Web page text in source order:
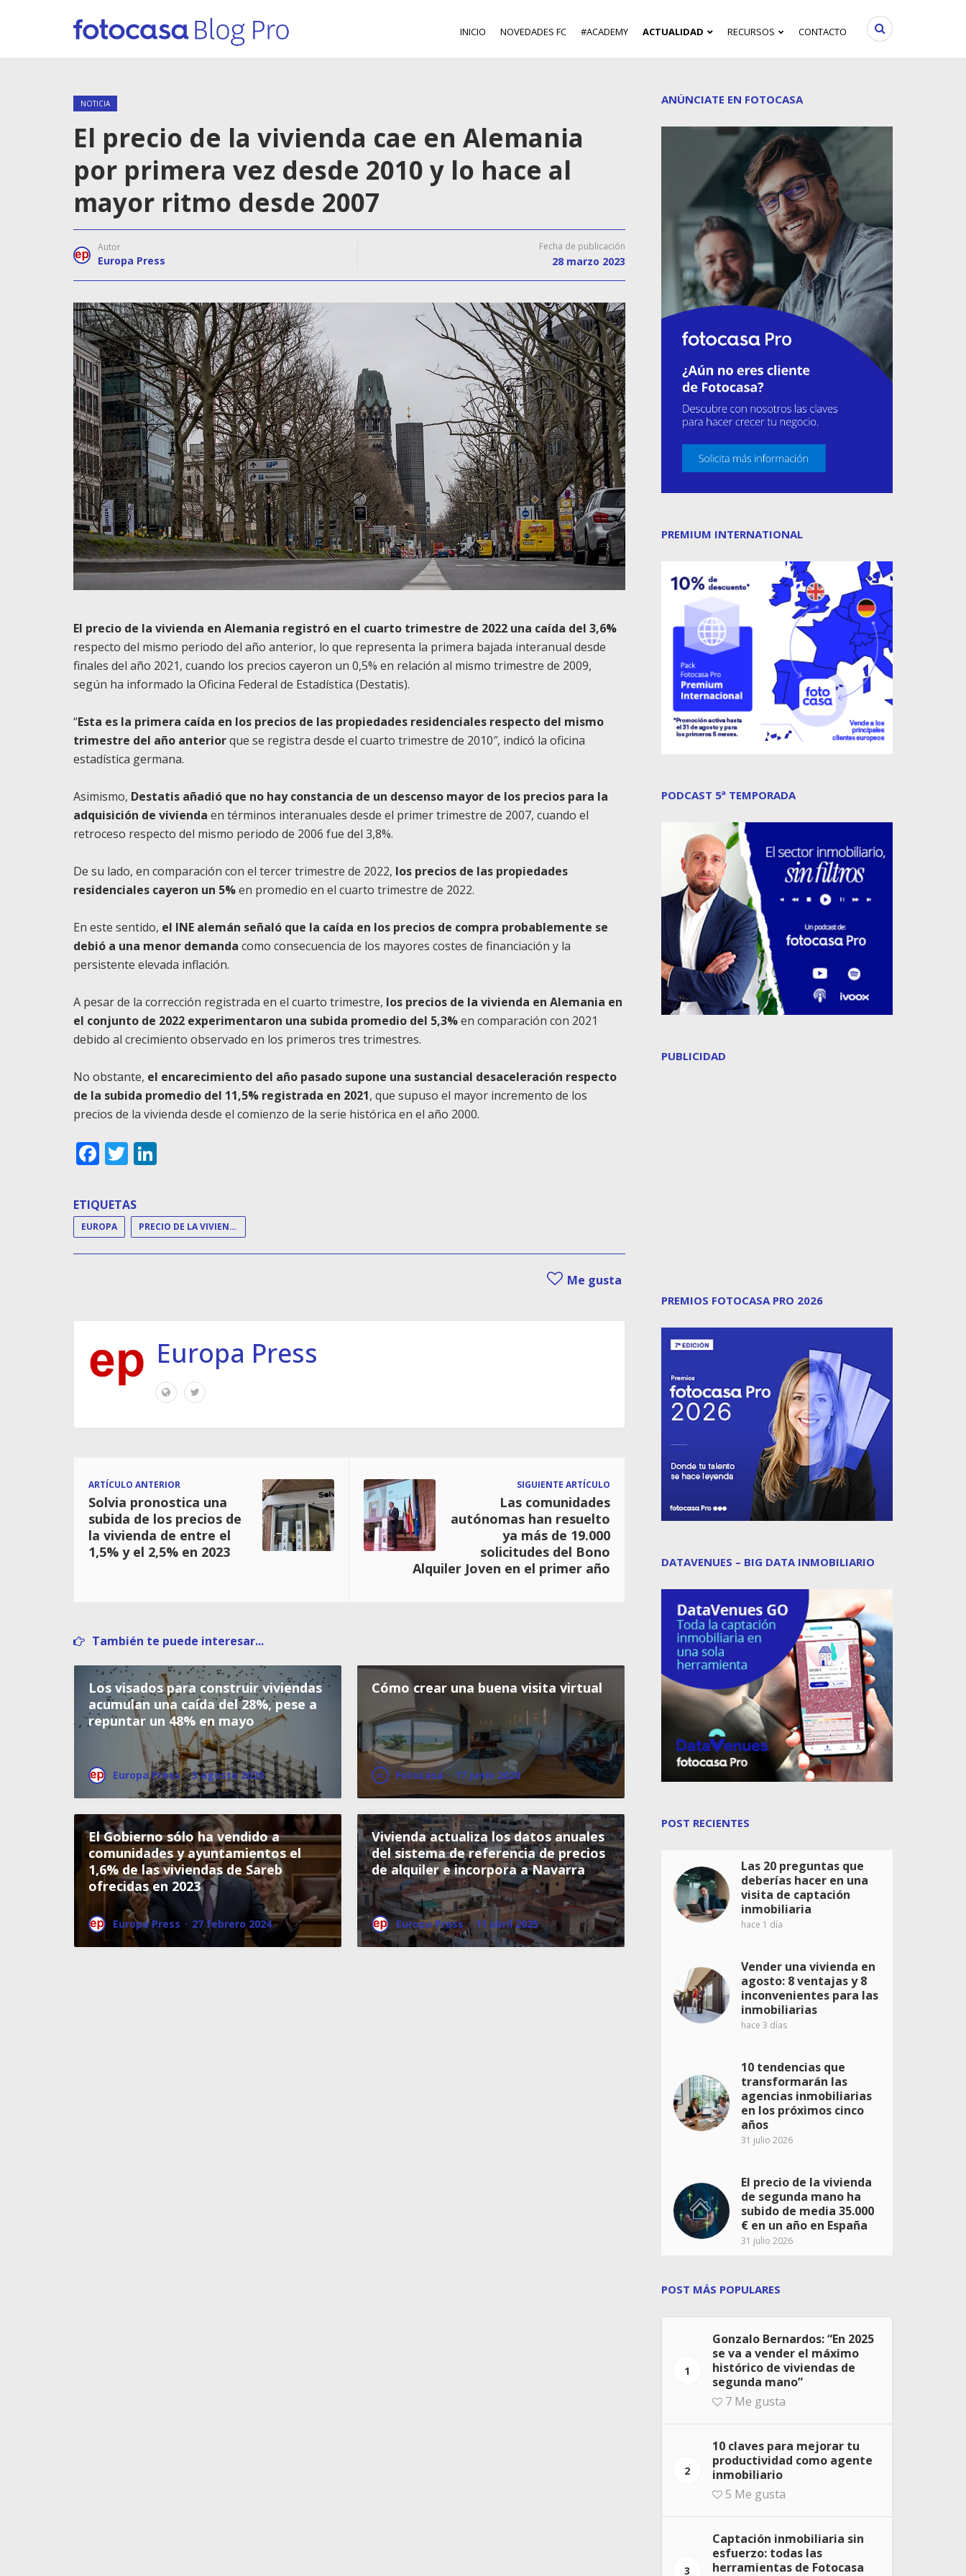
INICIO NOVEDADES FC #ACADEMY ACTUALIDAD RECURSOS CONTACTO
NOTICIA
El precio de la vivienda cae en Alemania
por primera vez desde 2010 y lo hace al
mayor ritmo desde 2007
Autor
Europa Press
Fecha de publicación
28 marzo 2023
El precio de la vivienda en Alemania registró en el cuarto trimestre de 2022 una caída del 3,6%
respecto del mismo periodo del año anterior, lo que representa la primera bajada interanual desde
finales del año 2021, cuando los precios cayeron un 0,5% en relación al mismo trimestre de 2009,
según ha informado la Oficina Federal de Estadística (Destatis).
“Esta es la primera caída en los precios de las propiedades residenciales respecto del mismo
trimestre del año anteriorque se registra desde el cuarto trimestre de 2010″, indicó la oficina
estadística germana.
Asimismo, Destatis añadió que no hay constancia de un descenso mayor de los precios para la
adquisición de vivienda en términos interanuales desde el primer trimestre de 2007, cuando el
retroceso respecto del mismo periodo de 2006 fue del 3,8%.
De su lado, en comparación con el tercer trimestre de 2022, los precios de las propiedades
residenciales cayeron un 5%en promedio en el cuarto trimestre de 2022.
En este sentido, el INE alemán señaló que la caída en los precios de compra probablemente se
debió a una menor demanda como consecuencia de los mayores costes de financiación y la
persistente elevada inflación.
A pesar de la corrección registrada en el cuarto trimestre, los precios de la vivienda en Alemania en
el conjunto de 2022 experimentaron una subida promedio del 5,3%en comparación con 2021
debido al crecimiento observado en los primeros tres trimestres.
No obstante, el encarecimiento del año pasado supone una sustancial desaceleración respecto
de la subida promedio del 11,5% registrada en 2021, que supuso el mayor incremento de los
precios de la vivienda desde el comienzo de la serie histórica en el año 2000.
Facebook
Twitter
ETIQUETAS
EUROPA PRECIO DE LA VIVIENDA
Me gusta
Europa Press
ARTÍCULO ANTERIOR
Solvia pronostica una
subida de los precios de
la vivienda de entre el
1,5% y el 2,5% en 2023
SIGUIENTE ARTÍCULO
Las comunidades
autónomas han resuelto
ya más de 19.000
solicitudes del Bono
Alquiler Joven en el primer año
También te puede interesar...
Los visados para construir viviendas
acumulan una caída del 28%, pese a
repuntar un 48% en mayo
Europa Press · 3 agosto 2020
Cómo crear una buena visita virtual
Fotocasa · 17 junio 2020
El Gobierno sólo ha vendido a
comunidades y ayuntamientos el
1,6% de las viviendas de Sareb
ofrecidas en 2023
Europa Press · 27 febrero 2024
Vivienda actualiza los datos anuales
del sistema de referencia de precios
de alquiler e incorpora a Navarra
Europa Press · 11 abril 2025
ANÚNCIATE EN FOTOCASA
PREMIUM INTERNATIONAL
PODCAST 5ª TEMPORADA
PUBLICIDAD
PREMIOS FOTOCASA PRO 2026
DATAVENUES – BIG DATA INMOBILIARIO
POST RECIENTES
Las 20 preguntas que
deberías hacer en una
visita de captación
inmobiliaria
hace 1 día
Vender una vivienda en
agosto: 8 ventajas y 8
inconvenientes para las
inmobiliarias
hace 3 días
10 tendencias que
transformarán las
agencias inmobiliarias
en los próximos cinco
años
31 julio 2026
El precio de la vivienda
de segunda mano ha
subido de media 35.000
€ en un año en España
31 julio 2026
POST MÁS POPULARES
1
Gonzalo Bernardos: “En 2025
se va a vender el máximo
histórico de viviendas de
segunda mano”
7 Me gusta
2
10 claves para mejorar tu
productividad como agente
inmobiliario
5 Me gusta
3
Captación inmobiliaria sin
esfuerzo: todas las
herramientas de Fotocasa